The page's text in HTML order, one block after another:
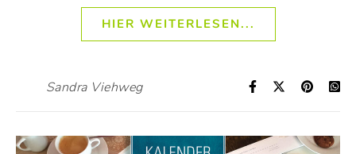
HIER WEITERLESEN...
Sandra Viehweg